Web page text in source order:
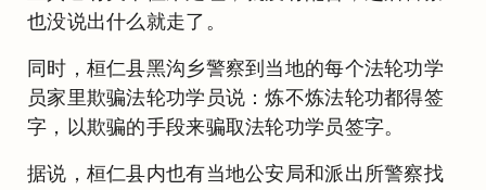
也没说出什么就走了。
同时，桓仁县黑沟乡警察到当地的每个法轮功学
员家里欺骗法轮功学员说：炼不炼法轮功都得签
字，以欺骗的手段来骗取法轮功学员签字。
据说，桓仁县内也有当地公安局和派出所警察找